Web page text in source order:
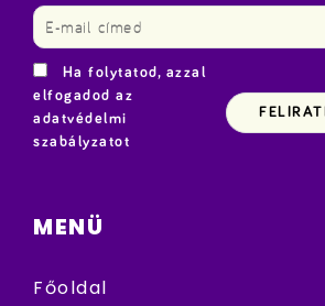
Ha folytatod, azzal
elfogadod az
adatvédelmi
szabályzatot
MENÜ
Főoldal